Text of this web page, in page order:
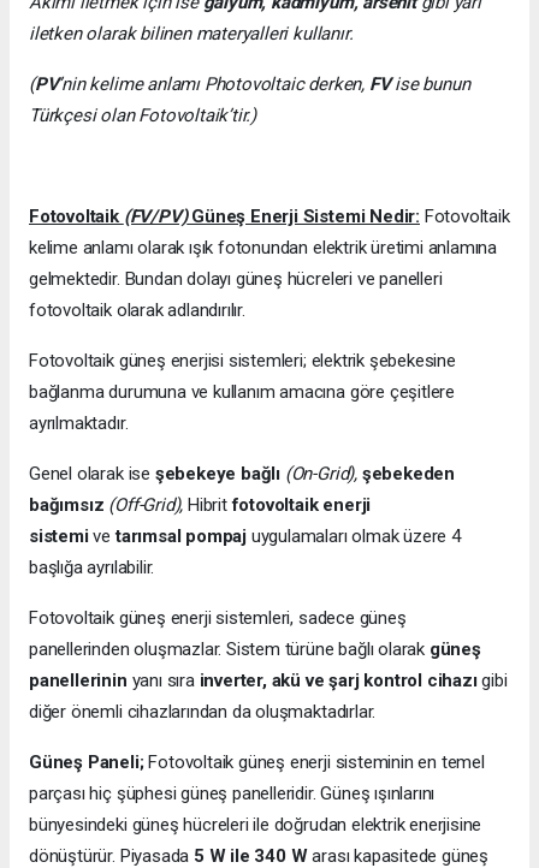
iletken olarak bilinen materyalleri kullanır.
(PV’nin kelime anlamı Photovoltaic derken, FVise bunun
Türkçesi olan Fotovoltaik’tir.)
Fotovoltaik (FV/PV)Güneş Enerji Sistemi Nedir: Fotovoltaik
kelime anlamı olarak ışık fotonundan elektrik üretimi anlamına
gelmektedir. Bundan dolayı güneş hücreleri ve panelleri
fotovoltaik olarak adlandırılır.
Fotovoltaik güneş enerjisi sistemleri; elektrik şebekesine
bağlanma durumuna ve kullanım amacına göre çeşitlere
ayrılmaktadır.
Genel olarak ise şebekeye bağlı (On-Grid), şebekeden
bağımsız (Off-Grid), Hibritfotovoltaik enerji
sistemivetarımsal pompaj uygulamaları olmak üzere 4
başlığa ayrılabilir.
Fotovoltaik güneş enerji sistemleri, sadece güneş
panellerinden oluşmazlar. Sistem türüne bağlı olarak güneş
panellerinin yanı sıra inverter, akü ve şarj kontrol cihazıgibi
diğer önemli cihazlarından da oluşmaktadırlar.
Güneş Paneli;Fotovoltaik güneş enerji sisteminin en temel
parçası hiç şüphesi güneş panelleridir. Güneş ışınlarını
bünyesindeki güneş hücreleri ile doğrudan elektrik enerjisine
dönüştürür. Piyasada 5 W ile 340 Warası kapasitede güneş